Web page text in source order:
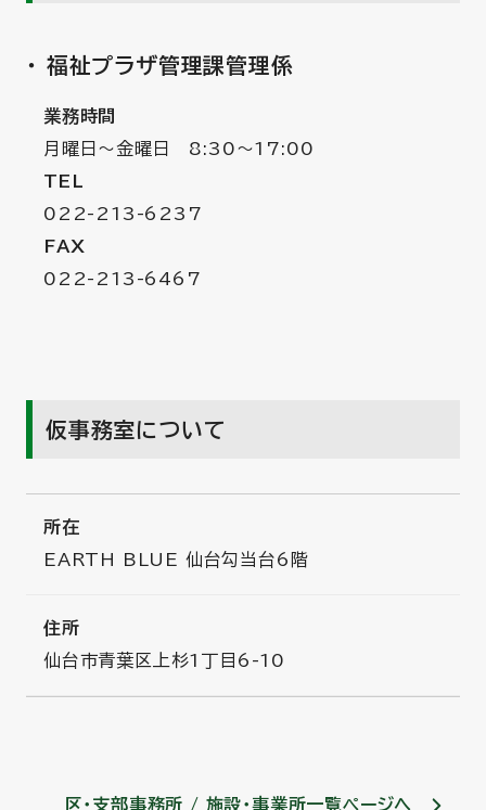
福祉プラザ管理課管理係
業務時間
月曜日～金曜日 8:30～17:00
TEL
022-213-6237
FAX
022-213-6467
仮事務室について
所在
EARTH BLUE 仙台勾当台6階
住所
仙台市青葉区上杉1丁目6-10
区・支部事務所 / 施設・事業所一覧ページへ